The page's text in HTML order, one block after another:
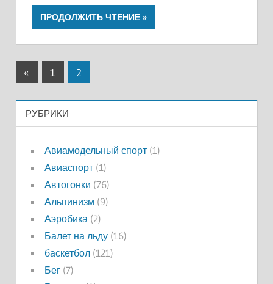
ПРОДОЛЖИТЬ ЧТЕНИЕ
Пагинация
записей
« Предыдущие
1 2
РУБРИКИ
Авиамодельный спорт(1)
Авиаспорт(1)
Автогонки (76)
Альпинизм (9)
Аэробика (2)
Балет на льду(16)
баскетбол(121)
Бег(7)